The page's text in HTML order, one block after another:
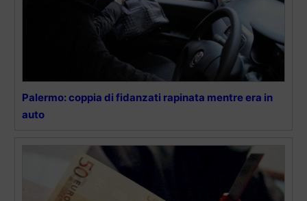
Palermo: coppia di fidanzati rapinata mentre era in
auto